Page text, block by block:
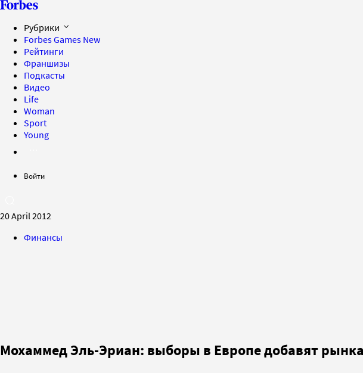
Рубрики
Forbes Games New
Рейтинги
Франшизы
Подкасты
Видео
Life
Woman
Sport
Young
Войти
20 April 2012
Финансы
Мохаммед Эль-Эриан: выборы в Европе добавят